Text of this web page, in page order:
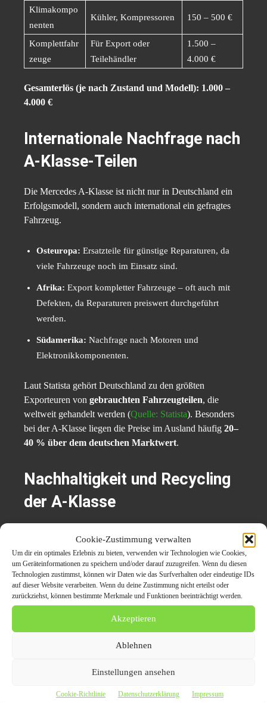
Cookie-Zustimmung verwalten
Um dir ein optimales Erlebnis zu bieten, verwenden wir Technologien wie Cookies,
um Geräteinformationen zu speichern und/oder darauf zuzugreifen. Wenn du diesen
Technologien zustimmst, können wir Daten wie das Surfverhalten oder eindeutige IDs
auf dieser Website verarbeiten. Wenn du deine Zustimmung nicht erteilst oder
zurückziehst, können bestimmte Merkmale und Funktionen beeinträchtigt werden.
Akzeptieren
Ablehnen
Einstellungen ansehen
Cookie-Richtlinie Datenschutzerklärung Impressum
Klimakompo
nenten
Kühler, Kompressoren 150 – 500 €
Komplettfahr
zeuge
Für Export oder
Teilehändler
1.500 –
4.000 €
Gesamterlös (je nach Zustand und Modell): 1.000 –
4.000 €
Internationale Nachfrage nach
A-Klasse-Teilen
Die Mercedes A-Klasse ist nicht nur in Deutschland ein
Erfolgsmodell, sondern auch international ein gefragtes
Fahrzeug.
Osteuropa: Ersatzteile für günstige Reparaturen, da
viele Fahrzeuge noch im Einsatz sind.
Afrika: Export kompletter Fahrzeuge – oft auch mit
Defekten, da Reparaturen preiswert durchgeführt
werden.
Südamerika: Nachfrage nach Motoren und
Elektronikkomponenten.
Laut Statista gehört Deutschland zu den größten
Exporteuren von gebrauchten Fahrzeugteilen, die
weltweit gehandelt werden (Quelle: Statista). Besonders
bei der A-Klasse liegen die Preise im Ausland häufig 20–
40 % über dem deutschen Marktwert.
Nachhaltigkeit und Recycling
der A-Klasse
Metalle:Stahl, Aluminium und Kupfer lassen sich
nahezu vollständig recyceln.
Kunststoffe:Werden in der Kreislaufwirtschaft
Tonnen CO₂ pro Tonne.
Die kompakte Bauweise führt zudem dazu, dass weniger